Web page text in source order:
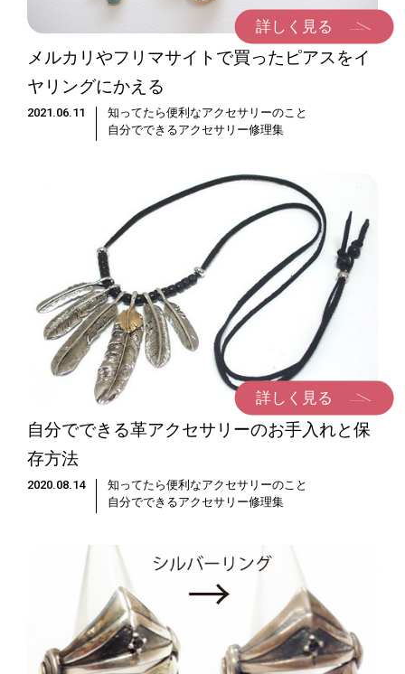
詳しく見る
メルカリやフリマサイトで買ったピアスをイ
ヤリングにかえる
2021.06.11
知ってたら便利なアクセサリーのこと
自分でできるアクセサリー修理集
詳しく見る
自分でできる革アクセサリーのお手入れと保
存方法
2020.08.14
知ってたら便利なアクセサリーのこと
自分でできるアクセサリー修理集